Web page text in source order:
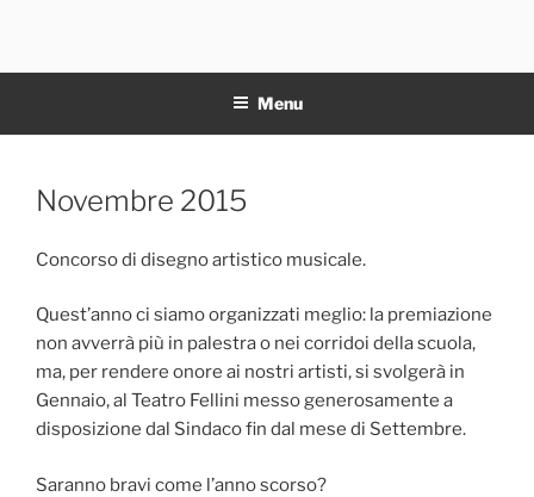
contenuto
Menu
Pubblicato
Novembre 2015
Concorso di disegno artistico musicale.
Quest’anno ci siamo organizzati meglio: la premiazione
non avverrà più in palestra o nei corridoi della scuola,
ma, per rendere onore ai nostri artisti, si svolgerà in
Gennaio, al Teatro Fellini messo generosamente a
disposizione dal Sindaco fin dal mese di Settembre.
Saranno bravi come l’anno scorso?